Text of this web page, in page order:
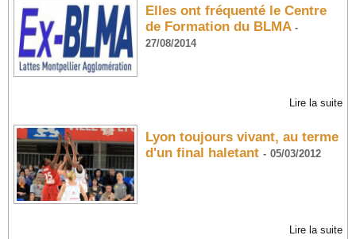
Elles ont fréquenté le Centre
de Formation du BLMA -
27/08/2014
Lire la suite
Lyon toujours vivant, au terme
d'un final haletant - 05/03/2012
Lire la suite